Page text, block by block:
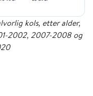
kols, etter alder,
2002, 2007-2008 og